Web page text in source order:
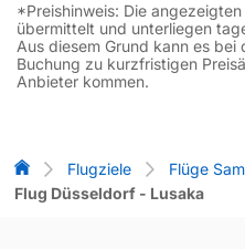
*Preishinweis: Die
übermittelt und unterliegen
Aus diesem Grund kann es
Buchung zu kurzfristigen
Anbieter kommen.
Flug-Vergleich
Flugziele Flüge
Flug Düsseldorf - Lusaka